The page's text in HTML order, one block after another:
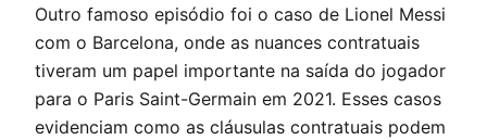
Outro famoso episódio foi o caso de Lionel Messi
com o Barcelona, onde as nuances contratuais
tiveram um papel importante na saída do jogador
para o Paris Saint-Germain em 2021. Esses casos
evidenciam como as cláusulas contratuais podem